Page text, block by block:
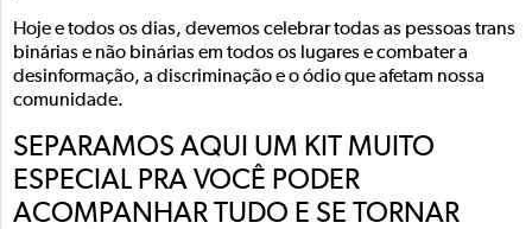
Hoje e todos os dias, devemos celebrar todas as pessoas trans
binárias e não binárias em todos os lugares e combater a
desinformação, a discriminação e o ódio que afetam nossa
comunidade.
SEPARAMOS AQUI UM KIT MUITO
ESPECIAL PRA VOCÊ PODER
ACOMPANHAR TUDO E SE TORNAR